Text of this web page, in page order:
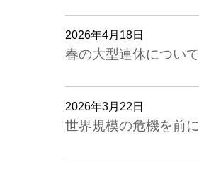
2026年4月18日
春の大型連休について
2026年3月22日
世界規模の危機を前に